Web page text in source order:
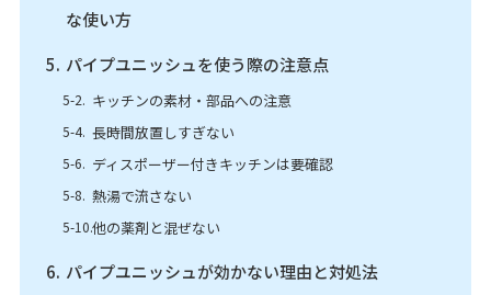
な使い方
パイプユニッシュを使う際の注意点
キッチンの素材・部品への注意
長時間放置しすぎない
ディスポーザー付きキッチンは要確認
熱湯で流さない
他の薬剤と混ぜない
パイプユニッシュが効かない理由と対処法